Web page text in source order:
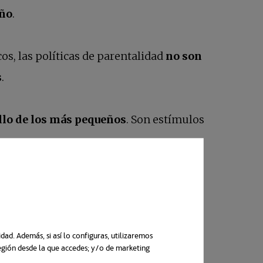
Además, si así lo configuras, utilizaremos
desde la que accedes; y/o de marketing
pestaña nueva
.
las políticas de parentalidad no son
.
de los más pequeños. Son estímulos